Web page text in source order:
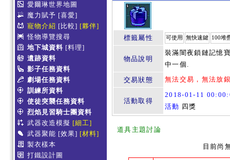
愛爾琳世界地圖
魔力賦予 [喜愛]
寵物介紹 [比較] [夥伴]
怪物導覽搜尋
地下城資料 [料理]
遺跡資料
影子任務資料
劇場任務資料
訓練所資料
使徒突襲任務資料
烈焰見習騎士團資料
武器改造模擬 [細工]
武器聚能 [效果] [材料]
製衣樣本
打鐵設計圖
標籤屬性 可使用 無快速鍵 100堆
物品說明
裝滿闇夜鎖鏈記憶
中一個.
交易狀態
無法交易，無法放
活動取得
2018-01-11
活動 四獎
道具主題討論
目前尚